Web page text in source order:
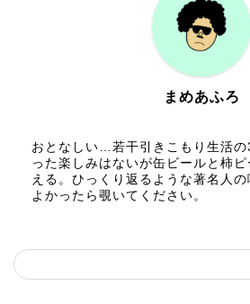
まめあふろ
おとなしい…若干引きこもり生活
った楽しみはないが缶ビールと柿
える。ひっくり返るような著名人
よかったら覗いてください。